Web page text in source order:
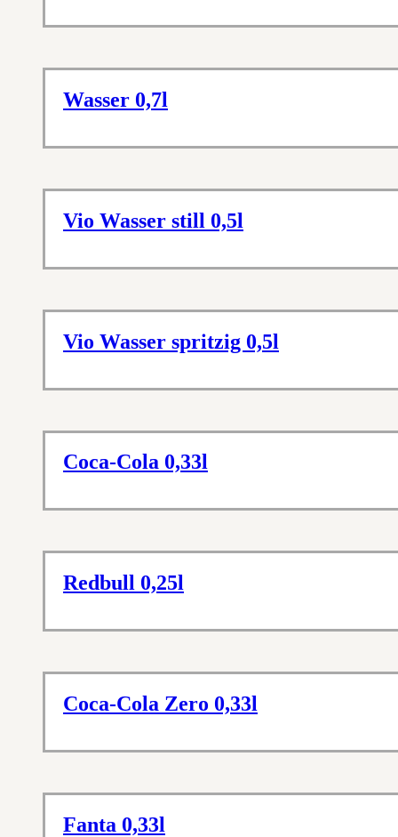
Wasser 0,7l
Vio Wasser still 0,5l
Vio Wasser spritzig 0,5l
Coca-Cola 0,33l
Redbull 0,25l
Coca-Cola Zero 0,33l
Fanta 0,33l